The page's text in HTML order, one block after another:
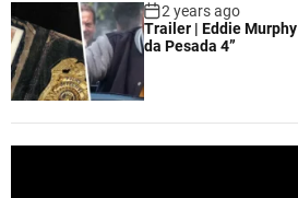
2 years ago
Trailer | Eddie
da Pesada 4”